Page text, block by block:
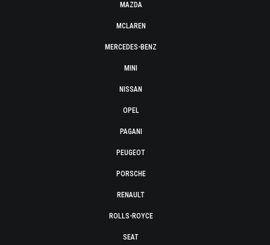
MAZDA
MCLAREN
MERCEDES-BENZ
MINI
NISSAN
OPEL
PAGANI
PEUGEOT
PORSCHE
RENAULT
ROLLS-ROYCE
SEAT